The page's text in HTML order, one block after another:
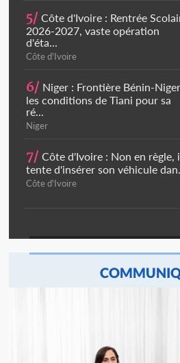
5/ Côte d'Ivoire : Rentrée
2026-2027, vaste opération
d'éta...
Côte d'Ivoire
6/ Niger : Frontière Bénin-
les conditions de Tiani pour sa
ré...
Niger
7/ Côte d'Ivoire : Non en règle,
tente d'insérer son véhicule
Côte d'Ivoire